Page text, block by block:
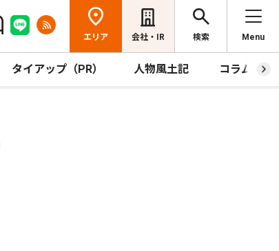
エリア 会社・IR 検索 Menu
タイアップ（PR） 人物風土記 コラム